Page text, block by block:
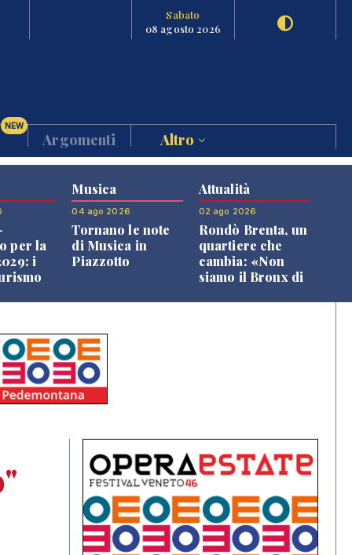
Sabato
08 agosto 2026
NEW
Argomenti Altro
per la
i
Musica
04 ago 2026
Tornano le note
di Musica in
Piazzotto
Attualità
02 ago 2026
Rondò Brenta, un
quartiere che
cambia: «Non
siamo il Bronx di